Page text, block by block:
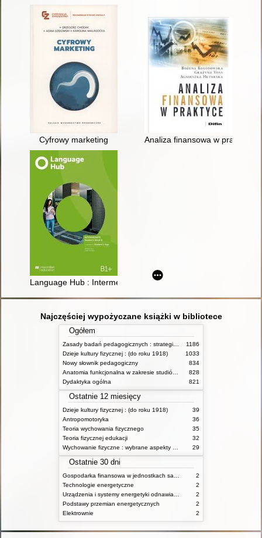
Cyfrowy marketing Analiza finansowa w praktyce
Language Hub : Intermediate : Student's Book : B1+
Najczęściej wypożyczane książki w bibliotece
Ogółem
1186
Dzieje kultury fizycznej : (do roku 1918)
1033
Nowy słownik pedagogiczny
834
828
Dydaktyka ogólna
821
Ostatnie 12 miesięcy
Dzieje kultury fizycznej : (do roku 1918)
39
Antropomotoryka
36
Teoria wychowania fizycznego
35
Teoria fizycznej edukacji
32
29
Ostatnie 30 dni
2
Technologie energetyczne
2
2
Podstawy przemian energetycznych
2
Elektrownie
2